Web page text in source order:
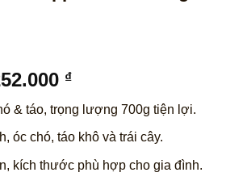
gốc
₫.
₫Giá
tại
là:
252.000 ₫.
& táo, trọng lượng 700g tiện lợi.
óc chó, táo khô và trái cây.
kích thước phù hợp cho gia đình.